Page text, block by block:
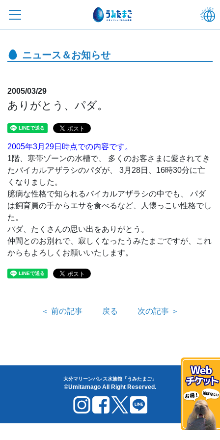
ニュース＆お知らせ
2005/03/29
ありがとう、パダ。
2005年3月29日時点での内容です。
1階、寒帯ゾーンの水槽で、 多くのお客さまに愛されてき
たバイカルアザラシのパダが、 3月28日、16時30分に亡
くなりました。
臆病な性格で知られるバイカルアザラシの中でも、 パダ
は飼育員の手からエサを食べるなど、人懐っこい性格でし
た。
パダ、たくさんの思い出をありがとう。
仲間とのお別れで、寂しくなったうみたまごですが、これ
からもよろしくお願いいたします。
＜ 前の記事 戻る 次の記事 ＞
大分マリーンパレス水族館「うみたまご」
©Umitamago All Right Reserved.